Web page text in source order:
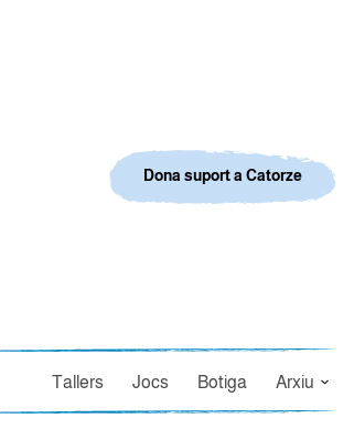
Tallers Jocs Botiga Arxiu
Dona suport a Catorze